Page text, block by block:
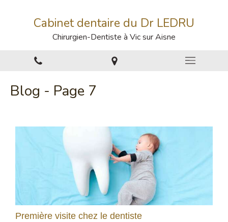
Cabinet dentaire du Dr LEDRU
Chirurgien-Dentiste à Vic sur Aisne
Blog - Page 7
Première visite chez le dentiste